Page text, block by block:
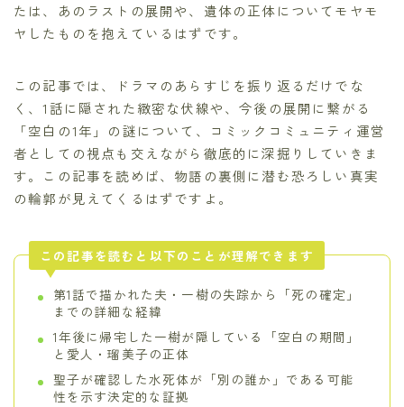
たは、あのラストの展開や、遺体の正体についてモヤモ
ヤしたものを抱えているはずです。
この記事では、ドラマのあらすじを振り返るだけでな
く、1話に隠された緻密な伏線や、今後の展開に繋がる
「空白の1年」の謎について、コミックコミュニティ運営
者としての視点も交えながら徹底的に深掘りしていきま
す。この記事を読めば、物語の裏側に潜む恐ろしい真実
の輪郭が見えてくるはずですよ。
この記事を読むと以下のことが理解できます
第1話で描かれた夫・一樹の失踪から「死の確定」
までの詳細な経緯
1年後に帰宅した一樹が隠している「空白の期間」
と愛人・瑠美子の正体
聖子が確認した水死体が「別の誰か」である可能
性を示す決定的な証拠